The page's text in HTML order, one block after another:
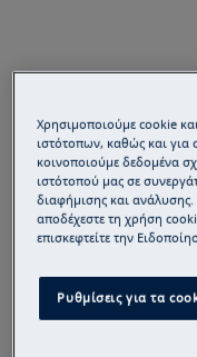
Χρησιμοποιούμε cookie
ιστότοπων, καθώς και για
κοινοποιούμε δεδομένα
ιστότοπού μας σε
διαφήμισης και
αποδέχεστε τη χρήση
επισκεφτείτε την
Ρυθμίσεις για τα